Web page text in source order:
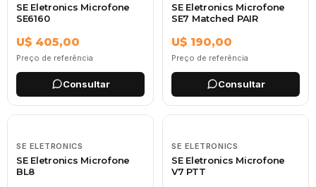
SE Eletronics Microfone
SE6160
U$ 405,00
Preço de referência
Consultar
SE Eletronics Microfone
SE7 Matched PAIR
U$ 190,00
Preço de referência
Consultar
SE ELETRONICS
SE Eletronics Microfone
BL8
SE ELETRONICS
SE Eletronics Microfone
V7 PTT